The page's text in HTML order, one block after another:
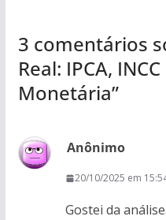
3 comentários
Real: IPCA,
Monetária”
Anônimo
20/10/2025 em
Gostei da